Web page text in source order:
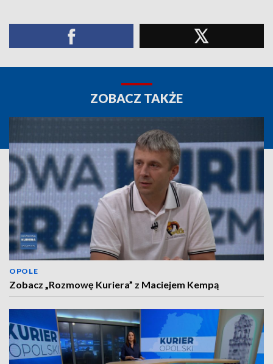
ZOBACZ TAKŻE
OPOLE
Zobacz „Rozmowę Kuriera” z Maciejem Kempą